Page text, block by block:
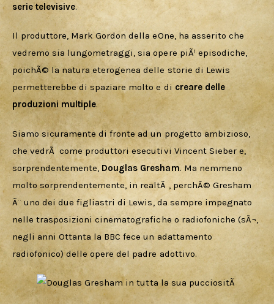
serie televisive.
Il produttore, Mark Gordon della eOne, ha asserito che
vedremo sia lungometraggi, sia opere piÃ¹ episodiche,
poichÃ© la natura eterogenea delle storie di Lewis
permetterebbe di spaziare molto e di creare delle
produzioni multiple.
Siamo sicuramente di fronte ad un progetto ambizioso,
che vedrÃ  come produttori esecutivi Vincent Sieber e,
sorprendentemente, Douglas Gresham. Ma nemmeno
molto sorprendentemente, in realtÃ , perchÃ© Gresham
Ã¨ uno dei due figliastri di Lewis, da sempre impegnato
nelle trasposizioni cinematografiche o radiofoniche (sÃ¬,
negli anni Ottanta la BBC fece un adattamento
radiofonico) delle opere del padre adottivo.